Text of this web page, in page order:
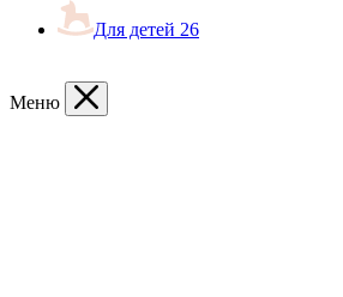
Для детей 26
Меню